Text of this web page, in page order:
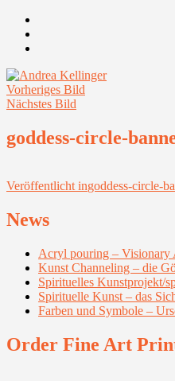
Vorheriges Bild
Nächstes Bild
goddess-circle-
Beitragsnavigation
Veröffentlicht ingoddess-circle-
News
Acryl pouring – Visionary
Kunst Channeling – die
Spirituelles Kunstprojekt/
Spirituelle Kunst – das
Farben und Symbole –
Order Fine Art